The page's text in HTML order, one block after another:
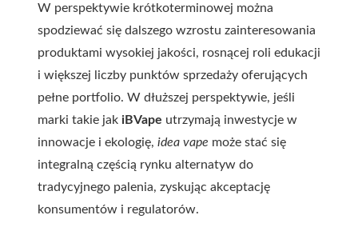
W perspektywie krótkoterminowej można
spodziewać się dalszego wzrostu zainteresowania
produktami wysokiej jakości, rosnącej roli edukacji
i większej liczby punktów sprzedaży oferujących
pełne portfolio. W dłuższej perspektywie, jeśli
marki takie jak iBVape utrzymają inwestycje w
innowacje i ekologię, idea vape może stać się
integralną częścią rynku alternatyw do
tradycyjnego palenia, zyskując akceptację
konsumentów i regulatorów.